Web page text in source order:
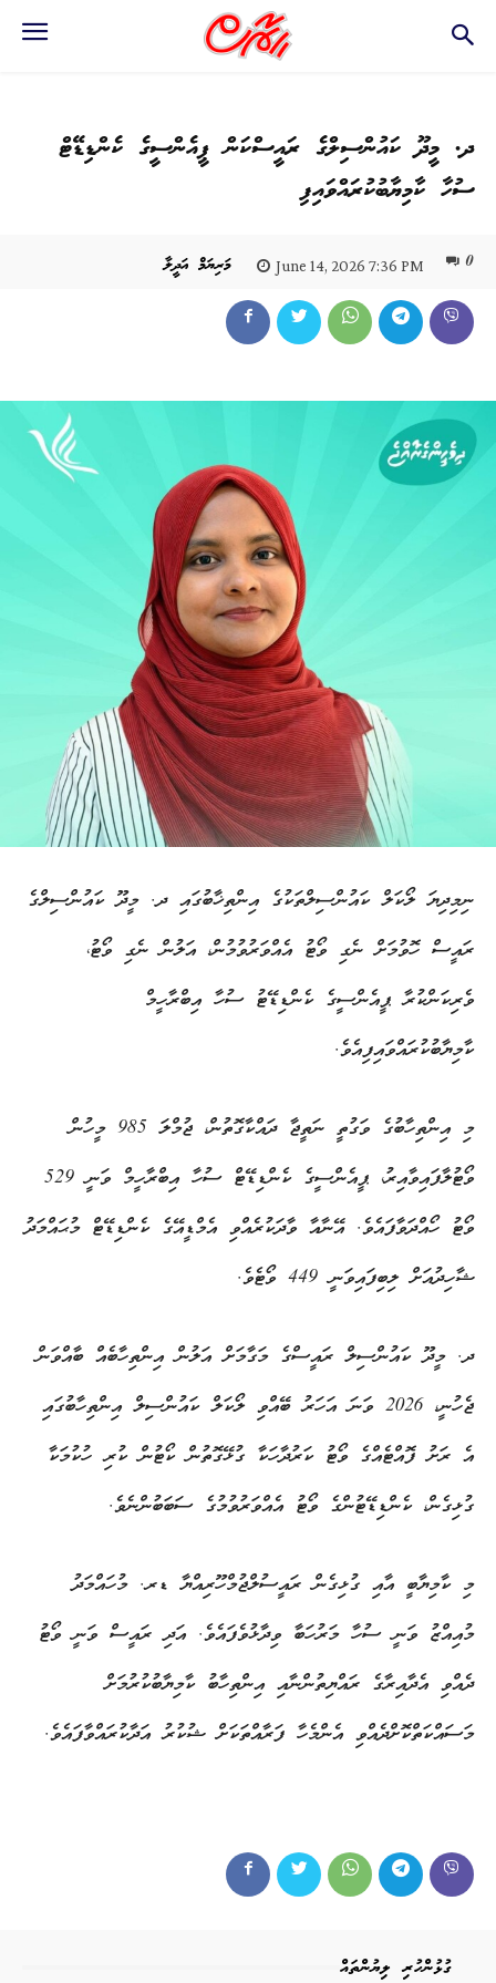
ދ. މީދޫ ކައުންސިލްގެ ރައީސްކަން ޕީއެންސީގެ ކެންޑިޑޭޓް
ސުހާ ކާމިޔާބުކުރައްވައިފި
މަރިޔަމް އަދީލާ June 14, 2026 7:36 PM 0
ނިމިދިޔަ ލޯކަލް ކައުންސިލްތަކުގެ އިންތިޚާބުގައި ދ. މީދޫ ކައުންސިލްގެ
ރައީސް ހޮވުމަށް ނެގި ވޯޓު އެއްވަރުވުމުން، އަލުން ނެގި ވޯޓު،
ވެރިކަންކުރާ ޕީއެންސީގެ ކެންޑިޑޭޓު ސުހާ އިބްރާހީމް
ކާމިޔާބުކުރައްވައިފިއެވެ.
މި އިންތިހާބުގެ ވަގުތީ ނަތީޖާ ދައްކާގޮތުން، ޖުމްލަ 985 މީހުން
ވޯޓުލާފައިވާއިރު، ޕީއެންސީގެ ކެންޑިޑޭޓް ސުހާ އިބްރާހީމް ވަނީ 529
ވޯޓު ހޯއްދަވާފައެވެ. އޭނާއާ ވާދަކުރެއްވި އެމްޑީއޭގެ ކެންޑިޑޭޓް މުޙައްމަދު
ޝާހިދުއަށް ލިބިފައިވަނީ 449 ވޯޓެވެ.
ދ. މީދޫ ކައުންސިލް ރައީސްގެ މަގާމަށް އަލުން އިންތިހާބެއް ބާއްވަން
ޖެހުނީ، 2026 ވަނަ އަހަރު ބޭއްވި ލޯކަލް ކައުންސިލް އިންތިހާބުގައި
އެ ރަށު ފޮއްޓެއްގެ ވޯޓު ކަރުދާހަކާ ގުޅޭގޮތުން ކޯޓުން ކުރި ހުކުމަކާ
ގުޅިގެން، ކެންޑިޑޭޓުންގެ ވޯޓު އެއްވަރުވުމުގެ ސަބަބުންނެވެ.
މި ކާމިޔާބީ އާއި ގުޅިގެން ރައީސުލްޖުމްހޫރިއްޔާ ޑރ. މުހައްމަދު
މުއިއްޒު ވަނީ ސުހާ މަރުހަބާ ވިދާޅުވެފައެވެ. އަދި ރައީސް ވަނީ ވޯޓު
ދެއްވި އެދާއިރާގެ ރައްޔިތުންނާއި އިންތިހާބު ކާމިޔާބުކުރުމަށް
މަސައްކަތްކޮށްދެއްވި އެންމެހާ ފަރާއްތަކަށް ޝުކުރު އަދާކުރައްވާފައެވެ.
ގުޅުންހުރި ލިޔުންތައް